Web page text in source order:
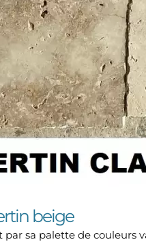
beige
sa palette de couleurs